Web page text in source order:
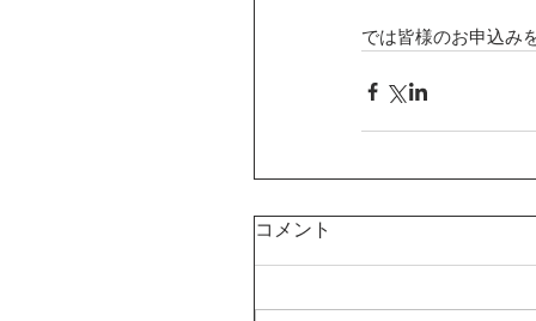
では皆様のお申込み
コメント